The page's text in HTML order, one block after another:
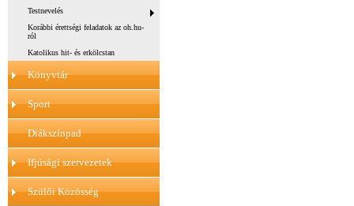
Testnevelés
Korábbi érettségi feladatok az oh.hu-
ról
Katolikus hit- és erkölcstan
Könyvtár
Sport
Diákszínpad
Ifjúsági szervezetek
Szülői Közösség